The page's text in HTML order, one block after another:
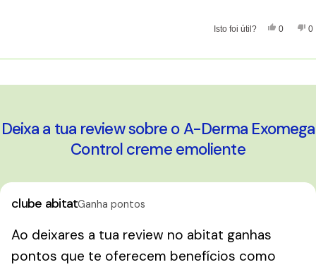
Isto foi útil? Sim,
0 0
Deixa a tua review sobre o A-Derma Exomega
Control creme emoliente
clube abitatGanha pontos
Ao deixares a tua review no abitat ganhas
pontos que te oferecem benefícios como